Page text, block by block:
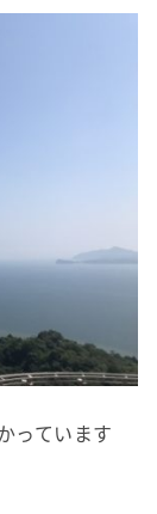
っています